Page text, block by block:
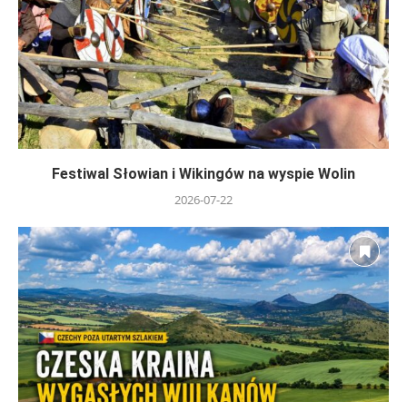
Festiwal Słowian i Wikingów na wyspie Wolin
2026-07-22